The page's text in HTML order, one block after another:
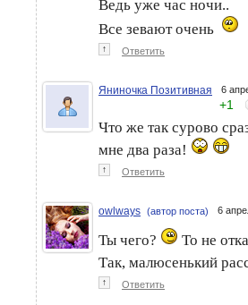
Ведь уже час ночи..
Все зевают очень
↑ Ответить
Яниночка Позитивная 6
+1
Что же так сурово
мне два раза!
↑ Ответить
owlways (автор поста) 6
Ты чего?
То не
Так, малюсенький
↑ Ответить